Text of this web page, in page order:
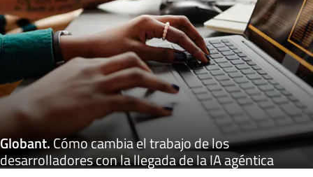
Globant.Cómo cambia el trabajo de los
desarrolladores con la llegada de la IA agéntica